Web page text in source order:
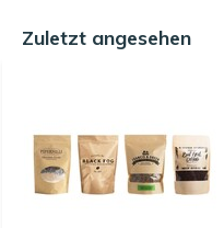
Zuletzt angesehen